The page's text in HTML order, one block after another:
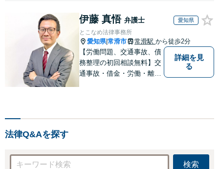
伊藤 真悟 弁護士 愛知県
とこなめ法律事務所
愛知県|常滑市 常滑駅 から徒歩2分
【労働問題、交通事故、債
務整理の初回相談無料】交
通事故・借金・労働・離
詳細を見
る
法律Q&Aを探す
検索